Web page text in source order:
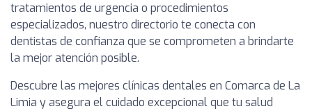
tratamientos de urgencia o procedimientos
especializados, nuestro directorio te conecta con
dentistas de confianza que se comprometen a brindarte
la mejor atención posible.
Descubre las mejores clínicas dentales en Comarca de La
Limia y asegura el cuidado excepcional que tu salud